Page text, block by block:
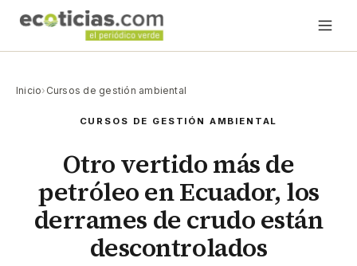
Inicio› Cursos de gestión ambiental
CURSOS DE GESTIÓN AMBIENTAL
Otro vertido más de
petróleo en Ecuador, los
derrames de crudo están
descontrolados